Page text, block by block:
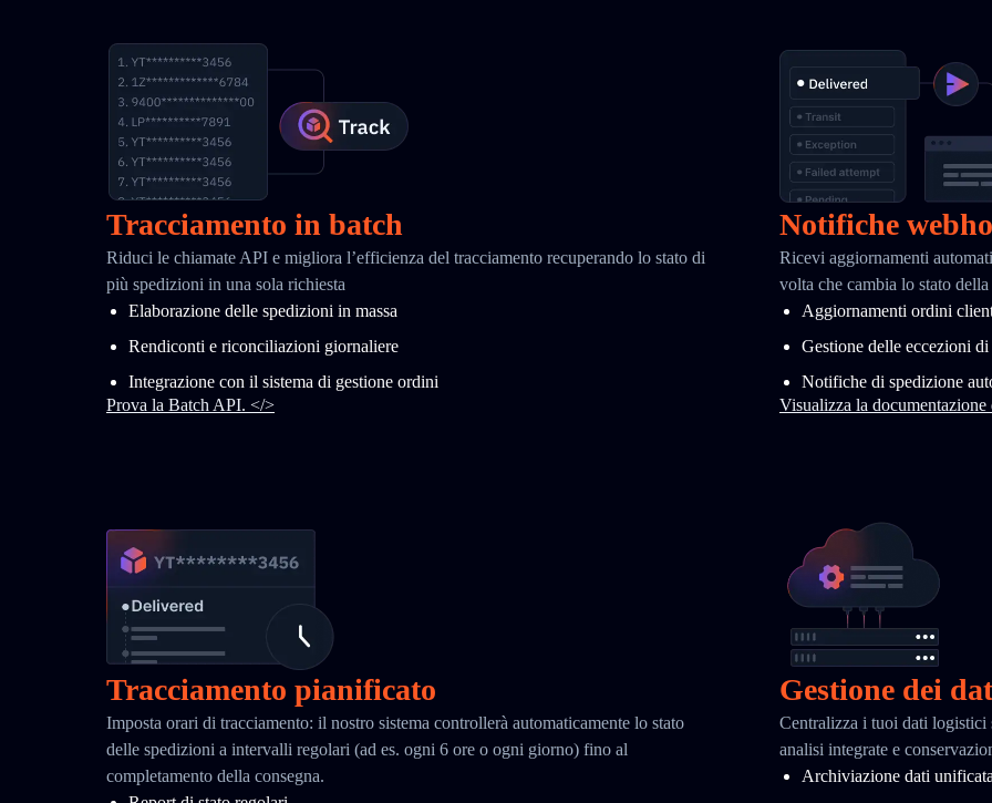
Tracciamento in batch
Riduci le chiamate API e migliora l’efficienza del tracciamento recuperando lo stato di
più spedizioni in una sola richiesta
Elaborazione delle spedizioni in massa
Rendiconti e riconciliazioni giornaliere
Integrazione con il sistema di gestione ordini
Prova la Batch API. </>
Notifiche
Ricevi aggiornamenti
volta che cambia lo stato
Aggiornamenti ordini
Gestione delle eccezioni di
Notifiche di spedizione
Visualizza la
Tracciamento pianificato
Imposta orari di tracciamento: il nostro sistema controllerà automaticamente lo stato
delle spedizioni a intervalli regolari (ad es. ogni 6 ore o ogni giorno) fino al
completamento della consegna.
Gestione dei
Centralizza i tuoi dati
analisi integrate e
Archiviazione dati unificata